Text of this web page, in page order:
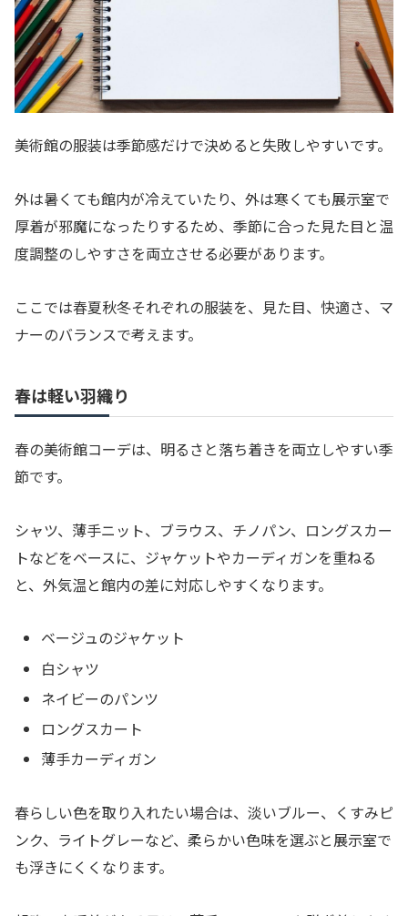
美術館の服装は季節感だけで決めると失敗しやすいです。
外は暑くても館内が冷えていたり、外は寒くても展示室で
厚着が邪魔になったりするため、季節に合った見た目と温
度調整のしやすさを両立させる必要があります。
ここでは春夏秋冬それぞれの服装を、見た目、快適さ、マ
ナーのバランスで考えます。
春は軽い羽織り
春の美術館コーデは、明るさと落ち着きを両立しやすい季
節です。
シャツ、薄手ニット、ブラウス、チノパン、ロングスカー
トなどをベースに、ジャケットやカーディガンを重ねる
と、外気温と館内の差に対応しやすくなります。
ベージュのジャケット
白シャツ
ネイビーのパンツ
ロングスカート
薄手カーディガン
春らしい色を取り入れたい場合は、淡いブルー、くすみピ
ンク、ライトグレーなど、柔らかい色味を選ぶと展示室で
も浮きにくくなります。